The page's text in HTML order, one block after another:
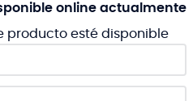
online actualmente
producto esté disponible